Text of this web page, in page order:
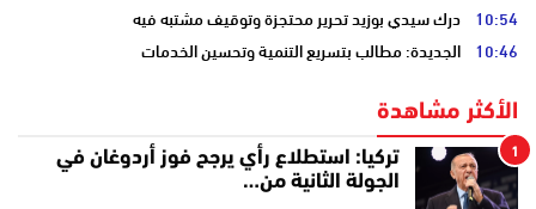
10:54 درك سيدي بوزيد تحرير محتجزة وتوقيف مشتبه فيه
10:46 الجديدة: مطالب بتسريع التنمية وتحسين الخدمات
الأكثر مشاهدة
1
تركيا: استطلاع رأي يرجح فوز أردوغان في
الجولة الثانية من…